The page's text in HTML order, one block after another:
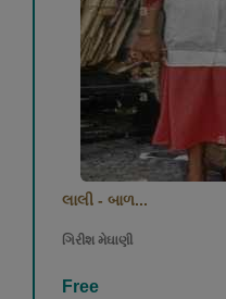
લાલી - બાળ...
ગિરીશ મેઘાણી
Free